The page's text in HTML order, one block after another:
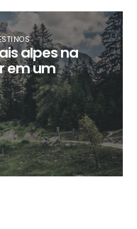
alpes na
em um